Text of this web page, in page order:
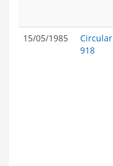
15/05/1985
Circular
918